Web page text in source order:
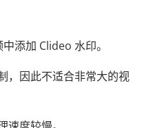
添加 Clideo 水印。
，因此不适合非常大的视